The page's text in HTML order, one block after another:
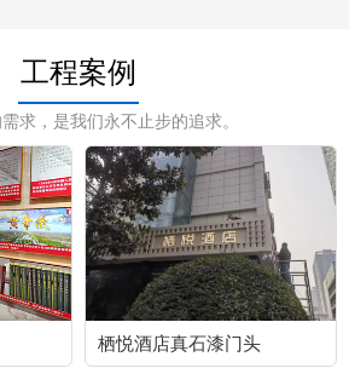
工程案例
求，是我们永不止步的追求。
栖悦酒店真石漆门头